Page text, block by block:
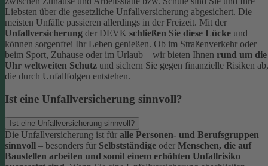
Liebsten über die gesetzliche Unfallversicherung abgesichert. Die
meisten Unfälle passieren allerdings in der Freizeit. Mit der
Unfallversicherung der DEVK schließen Sie diese Lücke und
können sorgenfrei Ihr Leben genießen. Ob im Straßenverkehr oder
beim Sport, Zuhause oder im Urlaub – wir bieten Ihnen rund um die
Uhr weltweiten Schutz und sichern Sie gegen finanzielle Risiken ab,
die durch Unfallfolgen entstehen.
Ist eine Unfallversicherung sinnvoll?
Ist eine Unfallversicherung sinnvoll?
Die Unfallversicherung ist für alle Personen- und Berufsgruppen
sinnvoll – besonders für Selbstständige oder Menschen, die auf
Baustellen arbeiten und somit einem erhöhten Unfallrisiko